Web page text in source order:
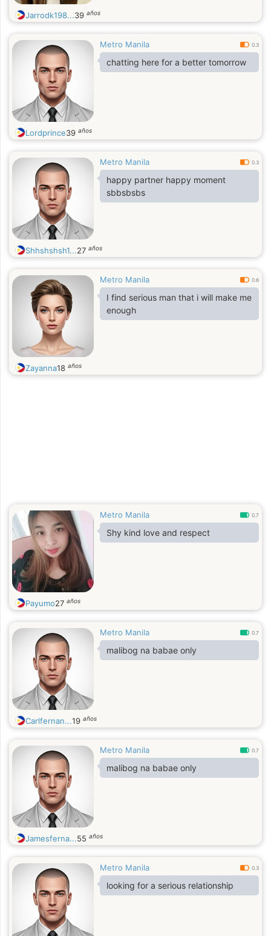
Jarrodk198...39 años
Metro Manila 0.3
chatting here for a better tomorrow
Lordprince39 años
Metro Manila 0.3
happy partner happy moment
sbbsbsbs
Shhshshsh1...27 años
Metro Manila 0.6
I find serious man that i will make me
enough
Zayanna18 años
Metro Manila 0.7
Shy kind love and respect
Payumo27 años
Metro Manila 0.7
malibog na babae only
Carlfernan...19 años
Metro Manila 0.7
malibog na babae only
Jamesferna...55 años
Metro Manila 0.3
looking for a serious relationship